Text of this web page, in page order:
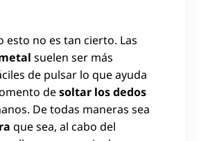
esto no es tan cierto. Las
suelen ser más
de pulsar lo que ayuda
desoltar los dedos
De todas maneras sea
que sea, al cabo del